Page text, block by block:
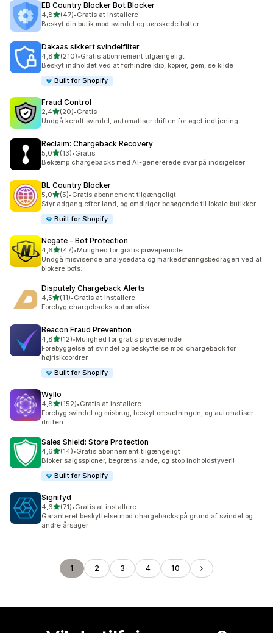
EB Country Blocker Bot Blocker
4,8ud af 5 stjerner
(47)
47 anmeldelser i alt
•Gratis at installere
Beskyt din butik mod svindel og uønskede botter
Dakaas sikkert svindelfilter
4,8ud af 5 stjerner
(210)
210 anmeldelser i alt
•Gratis abonnement tilgængeligt
Beskyt indholdet ved at forhindre klip, kopier, gem, se kilde
Built for Shopify
Fraud Control
2,4ud af 5 stjerner
(20)
20 anmeldelser i alt
•Gratis
Undgå kendt svindel, automatiser driften for øget indtjening.
Reclaim: Chargeback Recovery
5,0ud af 5 stjerner
(13)
13 anmeldelser i alt
•Gratis
Bekæmp chargebacks med AI-genererede svar på indsigelser
BL Country Blocker
5,0ud af 5 stjerner
(5)
5 anmeldelser i alt
•Gratis abonnement tilgængeligt
Styr adgang efter land, og omdiriger besøgende til lokale butikker
Built for Shopify
Negate ‑ Bot Protection
4,6ud af 5 stjerner
(47)
47 anmeldelser i alt
•Mulighed for gratis prøveperiode
Undgå misvisende analysedata og markedsføringsbedrageri ved at
blokere bots.
Disputely Chargeback Alerts
4,5ud af 5 stjerner
(11)
11 anmeldelser i alt
•Gratis at installere
Forebyg chargebacks automatisk
Beacon Fraud Prevention
4,8ud af 5 stjerner
(12)
12 anmeldelser i alt
•Mulighed for gratis prøveperiode
Forebyggelse af svindel og beskyttelse mod chargeback for
højrisikoordrer
Built for Shopify
Wyllo
4,8ud af 5 stjerner
(152)
152 anmeldelser i alt
•Gratis at installere
Forebyg svindel og misbrug, beskyt omsætningen, og automatiser
driften.
Sales Shield: Store Protection
4,6ud af 5 stjerner
(14)
14 anmeldelser i alt
•Gratis abonnement tilgængeligt
Bloker salgsspioner, begræns lande, og stop indholdstyveri!
Built for Shopify
Signifyd
4,6ud af 5 stjerner
(71)
71 anmeldelser i alt
•Gratis at installere
Garanteret beskyttelse mod chargebacks på grund af svindel og
andre årsager
1 2 3 4 10